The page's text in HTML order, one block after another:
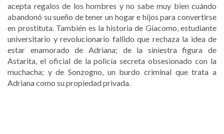
acepta regalos de los hombres y no sabe muy bien cuándo
abandonó su sueño de tener un hogar e hijos para convertirse
en prostituta. También es la historia de Giacomo, estudiante
universitario y revolucionario fallido que rechaza la idea de
estar enamorado de Adriana; de la siniestra figura de
Astarita, el oficial de la policía secreta obsesionado con la
muchacha; y de Sonzogno, un burdo criminal que trata a
Adriana como su propiedad privada.